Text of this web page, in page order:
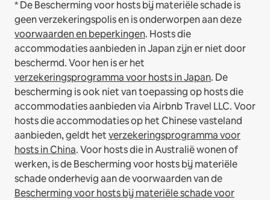
* De Bescherming voor hosts bij materiële schade is
geen verzekeringspolis en is onderworpen aan deze
voorwaarden en beperkingen. Hosts die
accommodaties aanbieden in Japan zijn er niet door
beschermd. Voor hen is er het
verzekeringsprogramma voor hosts in Japan. De
bescherming is ook niet van toepassing op hosts die
accommodaties aanbieden via Airbnb Travel LLC.Voor
hosts die accommodaties op het Chinese vasteland
aanbieden, geldt hetverzekeringsprogramma voor
hosts in China.Voor hosts die in Australië wonen of
werken, is de Bescherming voor hosts bij materiële
schade onderhevig aan de voorwaarden van de
Bescherming voor hosts bij materiële schade voor